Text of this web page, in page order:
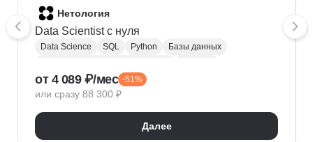
Нетология
Data Scientist с нуля
Data Science SQL Python
Базы данных
Keras
Машинное обучение
Искусственный интеллект
Математика для Data Science
Статистика
Pandas
от 4 089 ₽/мес -51%
или сразу 88 300 ₽
Далее